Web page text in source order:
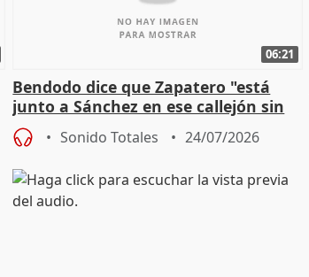
06:21
Bendodo dice que Zapatero "está
junto a Sánchez en ese callejón sin
salida
Sonido Totales 24/07/2026